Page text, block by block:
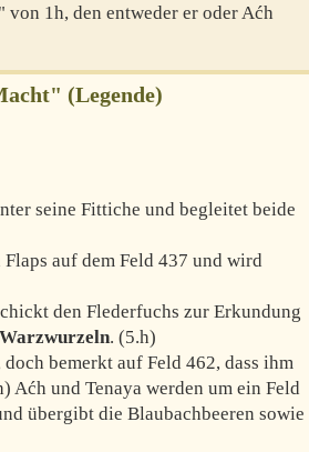
1h, den entweder er oder Aćh
(Legende)
seine Fittiche und begleitet beide
auf dem Feld 437 und wird
den Flederfuchs zur Erkundung
. (5.h)
bemerkt auf Feld 462, dass ihm
Aćh und Tenaya werden um ein Feld
übergibt die Blaubachbeeren sowie